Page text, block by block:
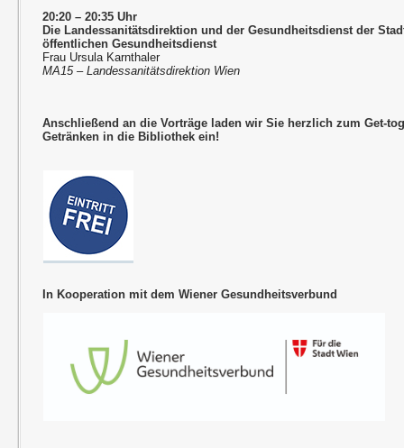
20:20– 20:35 Uhr
Die Landessanitätsdirektion und der Gesundheitsdienst der
öffentlichen Gesundheitsdienst
Frau Ursula Karnthaler
MA15 – Landessanitätsdirektion Wien
Anschließend an die Vorträge laden wir Sie herzlich zum Get-
Getränken in die Bibliothek ein!
In Kooperation mit dem Wiener Gesundheitsverbund